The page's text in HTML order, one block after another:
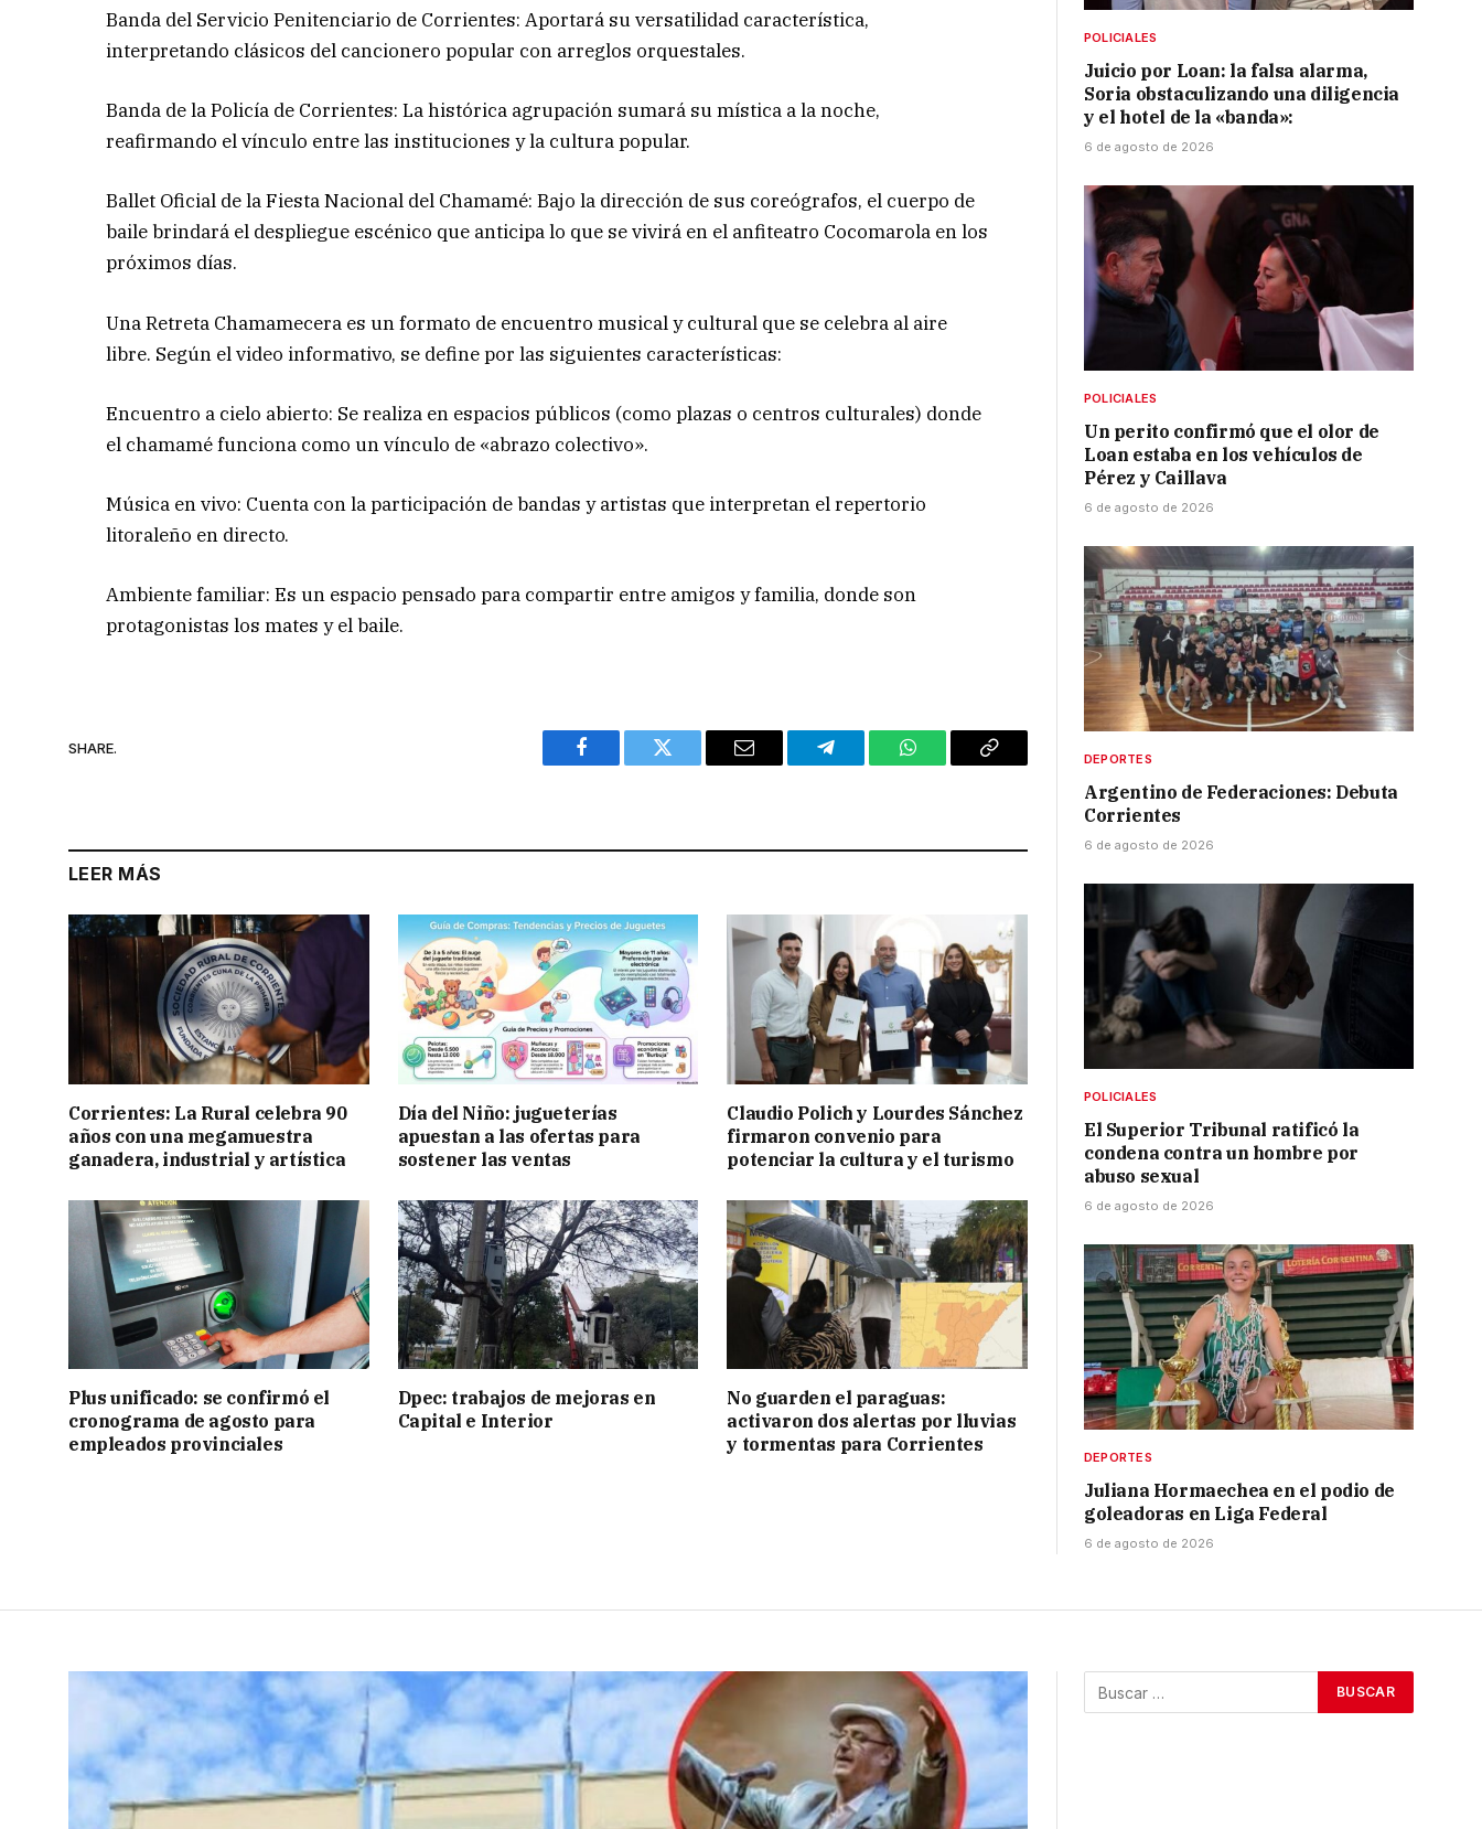
Banda del Servicio Penitenciario de Corrientes: Aportará su versatilidad característica,
interpretando clásicos del cancionero popular con arreglos orquestales.
Banda de la Policía de Corrientes: La histórica agrupación sumará su mística a la noche,
reafirmando el vínculo entre las instituciones y la cultura popular.
Ballet Oficial de la Fiesta Nacional del Chamamé: Bajo la dirección de sus coreógrafos, el cuerpo de
baile brindará el despliegue escénico que anticipa lo que se vivirá en el anfiteatro Cocomarola en los
próximos días.
Una Retreta Chamamecera es un formato de encuentro musical y cultural que se celebra al aire
libre. Según el video informativo, se define por las siguientes características:
Encuentro a cielo abierto: Se realiza en espacios públicos (como plazas o centros culturales) donde
el chamamé funciona como un vínculo de «abrazo colectivo».
Música en vivo: Cuenta con la participación de bandas y artistas que interpretan el repertorio
litoraleño en directo.
Ambiente familiar: Es un espacio pensado para compartir entre amigos y familia, donde son
protagonistas los mates y el baile.
SHARE.
Facebook Twitter Email Telegram WhatsAppCopy
LEER MÁS
Corrientes: La Rural celebra 90
años con una megamuestra
ganadera, industrial y artística
Día del Niño: jugueterías
apuestan a las ofertas para
sostener las ventas
Claudio Polich y Lourdes Sánchez
firmaron convenio para
potenciar la cultura y el turismo
Plus unificado: se confirmó el
cronograma de agosto para
empleados provinciales
Dpec: trabajos de mejoras en
Capital e Interior
No guarden el paraguas:
activaron dos alertas por lluvias
y tormentas para Corrientes
POLICIALES
Juicio por Loan: la falsa alarma,
Soria obstaculizando una diligencia
y el hotel de la «banda»:
6 de agosto de 2026
POLICIALES
Un perito confirmó que el olor de
Loan estaba en los vehículos de
Pérez y Caillava
6 de agosto de 2026
DEPORTES
Argentino de Federaciones: Debuta
Corrientes
6 de agosto de 2026
POLICIALES
El Superior Tribunal ratificó la
condena contra un hombre por
abuso sexual
6 de agosto de 2026
DEPORTES
Juliana Hormaechea en el podio de
goleadoras en Liga Federal
6 de agosto de 2026